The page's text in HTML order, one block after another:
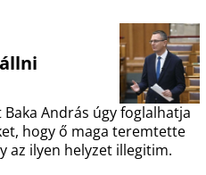
András úgy foglalhatja
hogy ő maga teremtette
az ilyen helyzet illegitim.